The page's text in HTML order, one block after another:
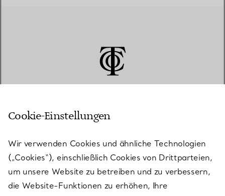
KUNDENSERVICE
SERVICES
Cookie-Einstellungen
Wir verwenden Cookies und ähnliche Technologien
(„Cookies“), einschließlich Cookies von Drittparteien,
um unsere Website zu betreiben und zu verbessern,
die Website-Funktionen zu erhöhen, Ihre